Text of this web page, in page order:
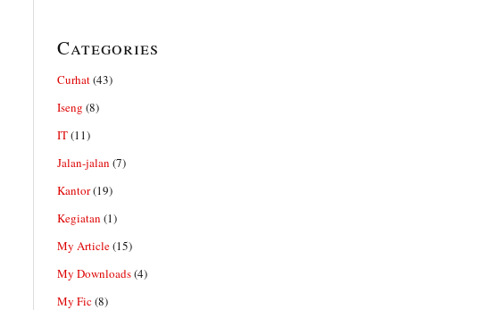
Categories
Curhat(43)
Iseng (8)
IT(11)
Jalan-jalan (7)
Kantor(19)
Kegiatan (1)
My Article(15)
My Downloads(4)
My Fic(8)